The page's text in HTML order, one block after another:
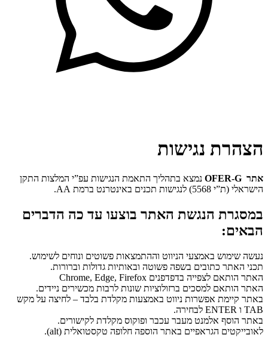
הצהרת נגישות
אתר OFER-G נמצא בתהליך התאמת הנגישות עפ”י המלצות התקן
הישראלי (ת”י 5568) לנגישות תכנים באינטרנט ברמת AA.
במסגרת הנגשת האתר בוצעו עד כה הדברים
הבאים:
נעשה שימוש באמצעי הניווט וההתמצאות פשוטים ונוחים לשימוש.
תכני האתר כתובים בשפה פשוטה ובאותיות גדולות וברורות.
האתר הותאם לצפייה בדפדפנים Chrome, Edge, Firefox
האתר הותאם למסכים ברזולוציות שונות לרבות מכשירים ניידים.
באתר קיימת אפשרות ניווט באמצעות מקלדת בלבד – לחיצה על מקש
TAB ו ENTER לבחירה.
באתר הוסף אלמנט מעבר עכבר ופוקוס מקלדת לקישורים.
לאובייקטים הגראפיים באתר הוספה חלופה טקסטואלית (alt).